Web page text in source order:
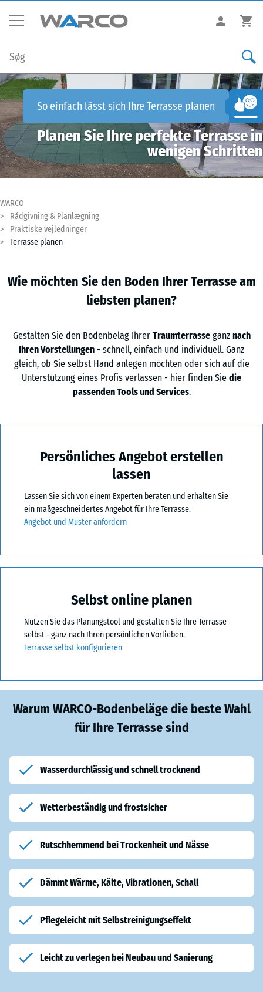
So einfach lässt sich Ihre Terrasse planen
Planen Sie Ihre perfekte Terrasse in
wenigen Schritten
WARCO
Rådgivning & Planlægning
Praktiske vejledninger
Terrasse planen
Wie möchten Sie den Boden Ihrer Terrasse am
liebsten planen?
Gestalten Sie den Bodenbelag Ihrer Traumterrasseganz nach
Ihren Vorstellungen - schnell, einfach und individuell. Ganz
gleich, ob Sie selbst Hand anlegen möchten oder sich auf die
Unterstützung eines Profis verlassen - hier finden Sie die
passenden Tools und Services.
Persönliches Angebot erstellen
lassen
Lassen Sie sich von einem Experten beraten und erhalten Sie
ein maßgeschneidertes Angebot für Ihre Terrasse.
Angebot und Muster anfordern
Selbst online planen
Nutzen Sie das Planungstool und gestalten Sie Ihre Terrasse
selbst - ganz nach Ihren persönlichen Vorlieben.
Terrasse selbst konfigurieren
Warum WARCO-Bodenbeläge die beste Wahl
für Ihre Terrasse sind
Wasserdurchlässig und schnell trocknend
Wetterbeständig und frostsicher
Rutschhemmend bei Trockenheit und Nässe
Dämmt Wärme, Kälte, Vibrationen, Schall
Pflegeleicht mit Selbstreinigungseffekt
Leicht zu verlegen bei Neubau und Sanierung